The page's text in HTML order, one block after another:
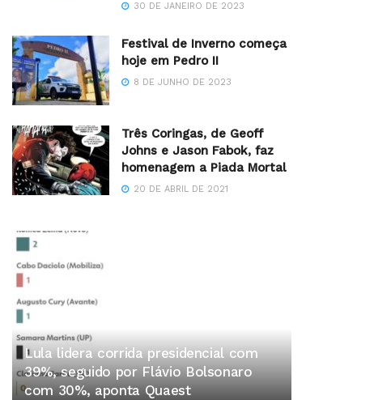
30 DE JANEIRO DE 2023
Festival de Inverno começa
hoje em Pedro II
8 DE JUNHO DE 2023
Três Coringas, de Geoff
Johns e Jason Fabok, faz
homenagem a Piada Mortal
20 DE ABRIL DE 2021
Lula lidera corrida presidencial com
39%, seguido por Flávio Bolsonaro
com 30%, aponta Quaest